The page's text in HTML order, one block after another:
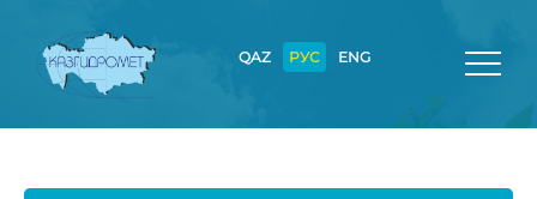
QAZ РУС ENG